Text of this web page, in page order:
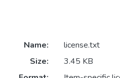
Name:
license.txt
Size:
3.45 KB